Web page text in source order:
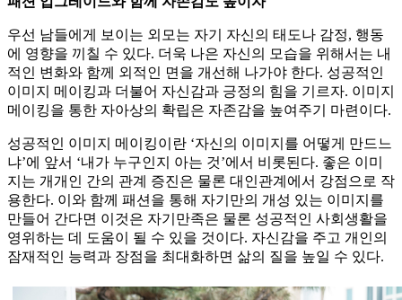
우선 남들에게 보이는 외모는 자기 자신의 태도나 감정, 행동
에 영향을 끼칠 수 있다. 더욱 나은 자신의 모습을 위해서는 내
적인 변화와 함께 외적인 면을 개선해 나가야 한다. 성공적인
이미지 메이킹과 더불어 자신감과 긍정의 힘을 기르자. 이미지
메이킹을 통한 자아상의 확립은 자존감을 높여주기 마련이다.
성공적인 이미지 메이킹이란 ‘자신의 이미지를 어떻게 만드느
냐’에 앞서 ‘내가 누구인지 아는 것’에서 비롯된다. 좋은 이미
지는 개개인 간의 관계 증진은 물론 대인관계에서 강점으로 작
용한다. 이와 함께 패션을 통해 자기만의 개성 있는 이미지를
만들어 간다면 이것은 자기만족은 물론 성공적인 사회생활을
영위하는 데 도움이 될 수 있을 것이다. 자신감을 주고 개인의
잠재적인 능력과 장점을 최대화하면 삶의 질을 높일 수 있다.